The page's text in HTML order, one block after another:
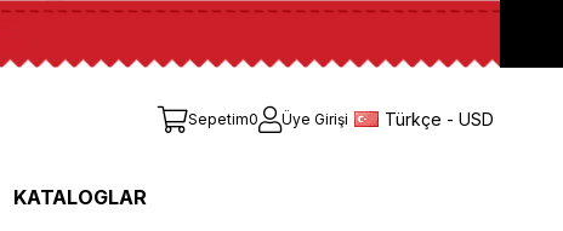
Sepetim0 Üye Girişi Türkçe - USD
KATALOGLAR